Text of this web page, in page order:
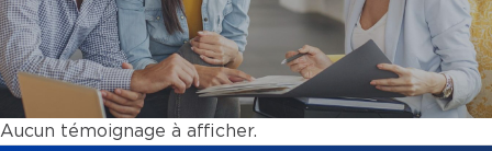
Aucun témoignage à afficher.